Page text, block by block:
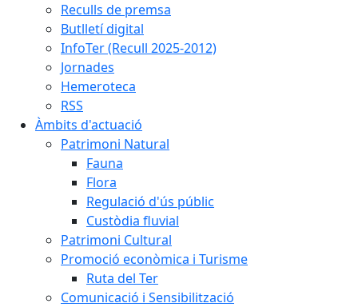
Reculls de premsa
Butlletí digital
InfoTer (Recull 2025-2012)
Jornades
Hemeroteca
RSS
Àmbits d'actuació
Patrimoni Natural
Fauna
Flora
Regulació d'ús públic
Custòdia fluvial
Patrimoni Cultural
Promoció econòmica i Turisme
Ruta del Ter
Comunicació i Sensibilització